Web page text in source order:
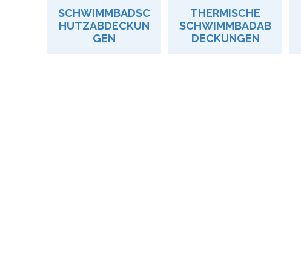
SCHWIMMBADSC
HUTZABDECKUN
GEN
THERMISCHE
SCHWIMMBADAB
DECKUNGEN